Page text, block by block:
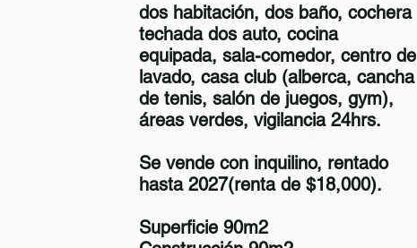
dos habitación, dos baño, cochera
techada dos auto, cocina
equipada, sala-comedor, centro de
lavado, casa club (alberca, cancha
de tenis, salón de juegos, gym),
áreas verdes, vigilancia 24hrs.
Se vende con inquilino, rentado
hasta 2027(renta de $18,000).
Superficie 90m2